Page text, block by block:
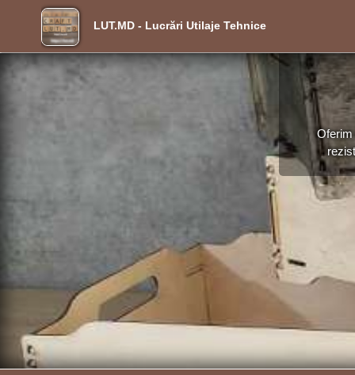
LUT.MD - Lucrări Utilaje Tehnice
Oferim